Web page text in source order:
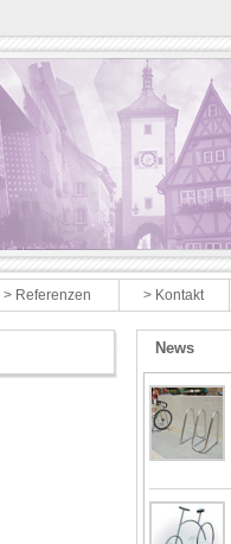
> Referenzen > Kontakt
News